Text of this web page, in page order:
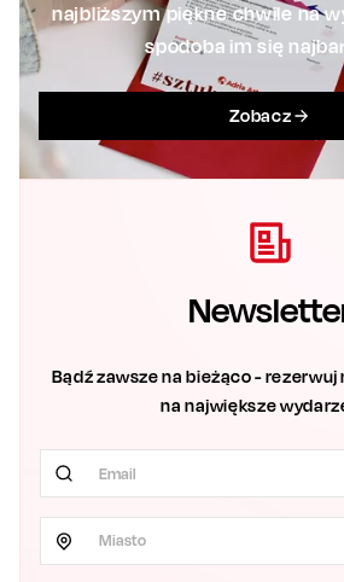
najbliższym piękne chwile na
spodoba im się
Zobacz
Bądź zawsze na bieżąco -
na największe
Miasto